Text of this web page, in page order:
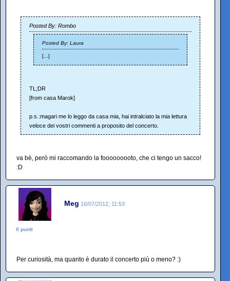
Posted By: Rombo
Posted By: Laura
[...]
TL;DR
[from casa Marok]
p.s.:magari me lo leggo da casa mia, hai intralciato la mia lettura
veloce dei vostri commenti a proposito del concerto.
va bè, però mi raccomando la fooooooooto, che ci tengo un sacco!
:D
Meg 16/07/2012, 11:53
0 punti
Per curiosità, ma quanto è durato il concerto più o meno? :)